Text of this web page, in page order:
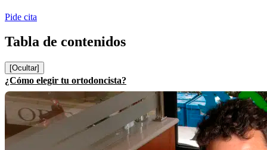
Pide cita
Tabla de contenidos
[Ocultar]
¿Cómo elegir tu ortodoncista?